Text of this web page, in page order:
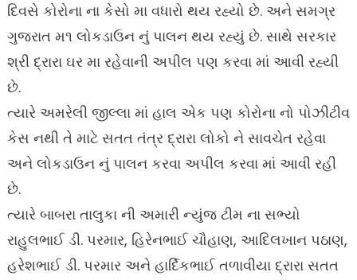
દિવસે કોરોના ના કેસો મા વધારો થય રહ્યો છે. અને સમગ્ર
ગુજરાત મ૧ લોકડાઉન નું પાલન થય રહ્યું છે. સાથે સરકાર
શ્રી દ્રારા ઘર મા રહેવાની અપીલ પણ કરવા માં આવી રહ્યી
છે.
ત્યારે અમરેલી જીલ્લા માં હાલ એક પણ કોરોના નો પોઝીટીવ
કેસ નથી તે માટે સતત તંત્ર દ્રારા લોકો ને સાવચેત રહેવા
અને લોકડાઉન નું પાલન કરવા અપીલ કરવા માં આવી રહી
છે.
ત્યારે બાબરા તાલુકા ની અમારી ન્યુંજ ટીમ ના સભ્યો
રાહુલભાઈ ડી. પરમાર, હિરેનભાઈ ચૌહાણ, આદિલખાન પઠાણ,
હરેશભાઈ ડી. પરમાર અને હાર્દિકભાઈ તળાવીયા દ્રારા સતત